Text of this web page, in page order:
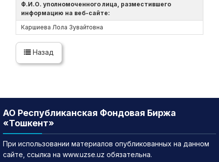
Ф.И.О. уполномоченного лица, разместившего
информацию на веб-сайте:
Каршиева Лола Зувайтовна
Назад
АО Республиканская Фондовая Биржа
«Тошкент»
При использовании материалов опубликованных на данном
сайте, ссылка на www.uzse.uz обязательна.